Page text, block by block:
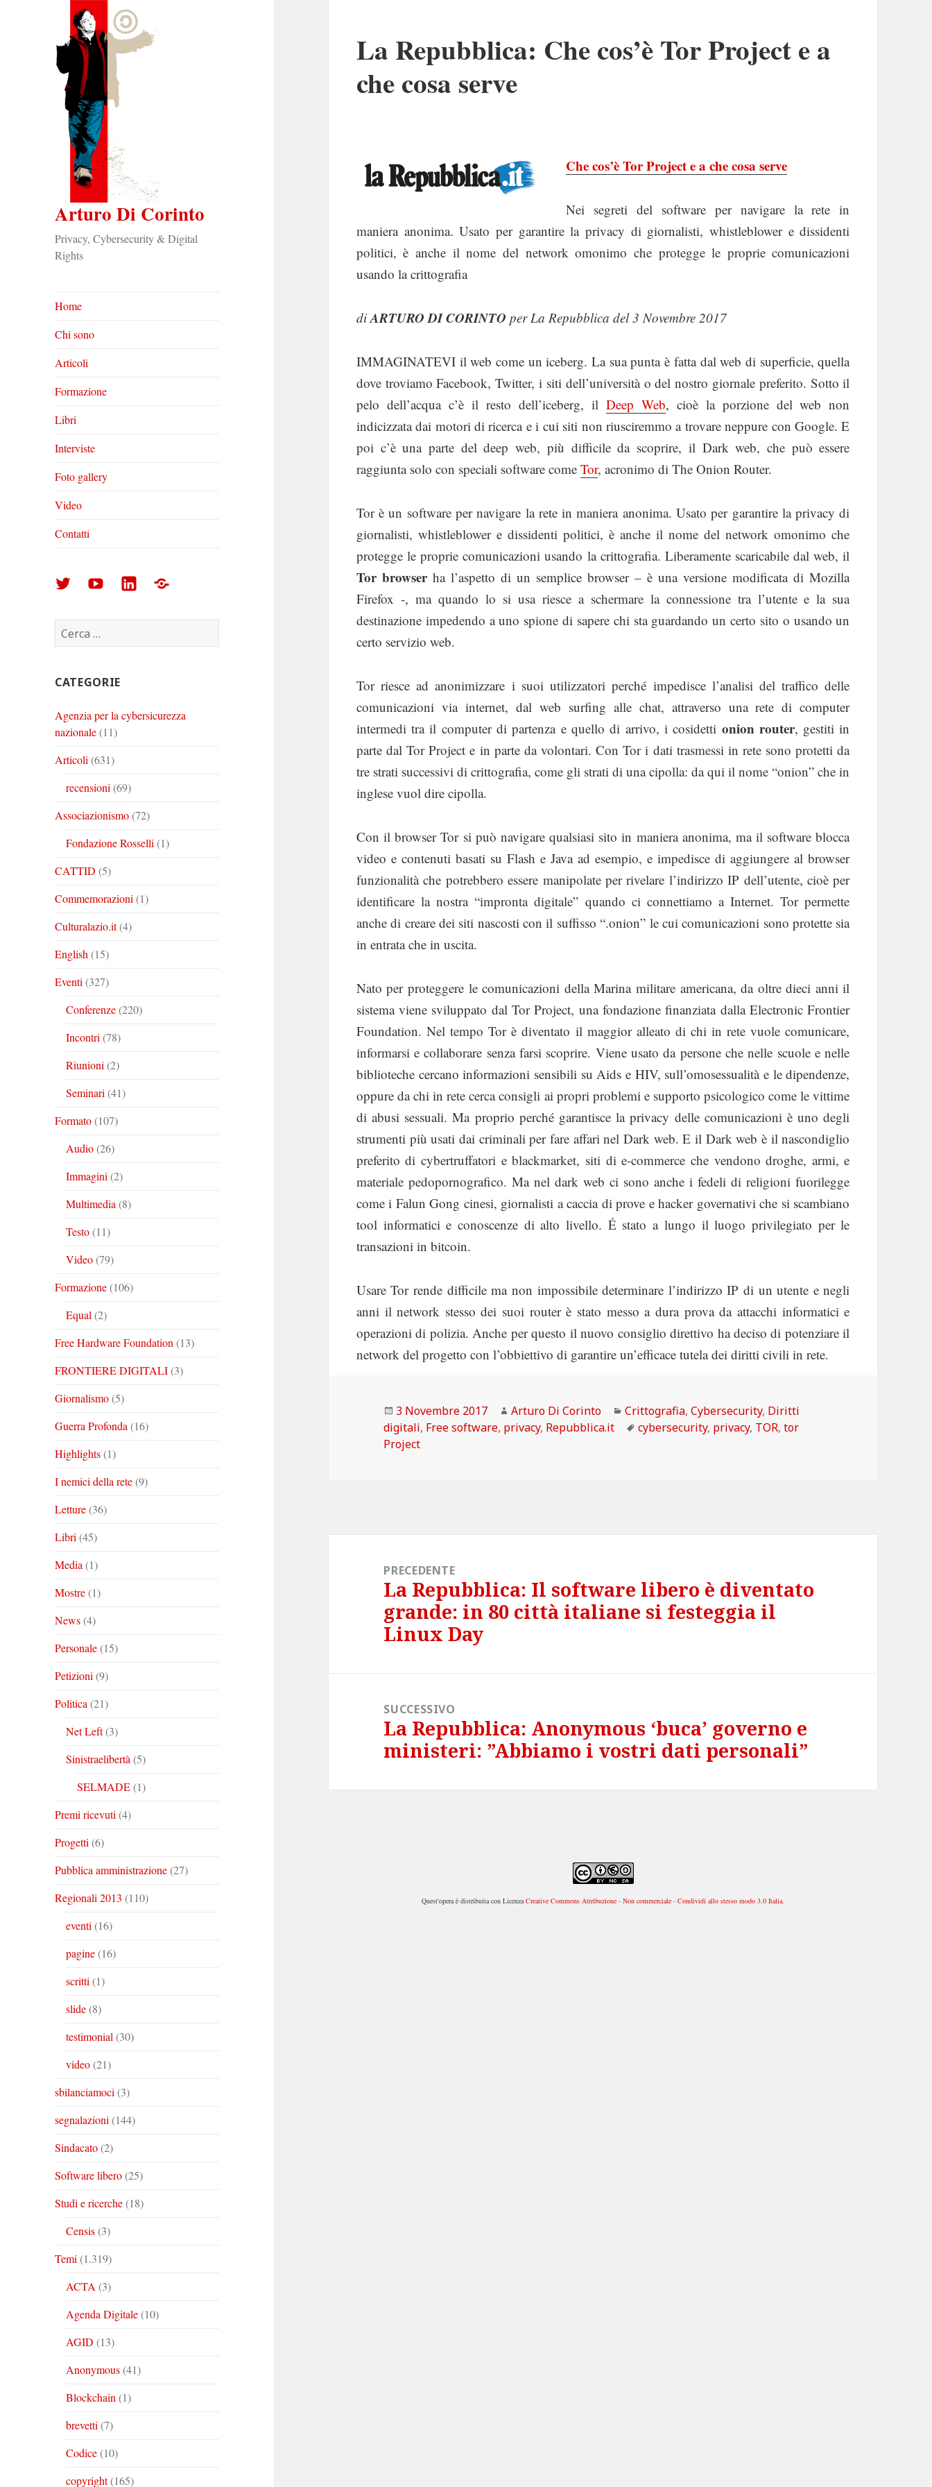
Arturo Di Corinto
Privacy, Cybersecurity & Digital
Rights
Home
Chi sono
Articoli
Formazione
Libri
Interviste
Foto gallery
Video
Contatti
Arturo
Corinto
su
Arturo
Corinto
su
Arturo
su
Foto
Ricerca
per:
CATEGORIE
Agenzia per la cybersicurezza
nazionale(11)
Articoli (631)
recensioni (69)
Associazionismo(72)
Fondazione Rosselli (1)
CATTID (5)
Commemorazioni (1)
Culturalazio.it(4)
English (15)
Eventi (327)
Conferenze(220)
Incontri (78)
Riunioni (2)
Seminari (41)
Formato(107)
Audio(26)
Immagini (2)
Multimedia (8)
Testo(11)
Video(79)
Formazione(106)
Equal (2)
Free Hardware Foundation (13)
FRONTIERE DIGITALI(3)
Giornalismo(5)
Guerra Profonda (16)
Highlights(1)
I nemici della rete(9)
Letture(36)
Libri (45)
Media (1)
Mostre(1)
News(4)
Personale(15)
Petizioni (9)
Politica (21)
Net Left(3)
Sinistraelibertà (5)
SELMADE(1)
Premi ricevuti (4)
Progetti (6)
Pubblica amministrazione(27)
Regionali 2013 (110)
eventi (16)
pagine(16)
scritti (1)
slide(8)
testimonial (30)
video(21)
sbilanciamoci (3)
segnalazioni (144)
Sindacato(2)
Software libero(25)
Studi e ricerche(18)
Censis(3)
Temi (1.319)
ACTA (3)
Agenda Digitale(10)
AGID (13)
Anonymous(41)
Blockchain (1)
brevetti (7)
Codice(10)
copyright(165)
La Repubblica: Che cos’è Tor Project e a
che cosa serve
Che cos’è Tor Project e a che cosa serve
Nei segreti del software per navigare la rete in
maniera anonima. Usato per garantire la privacy di giornalisti, whistleblower e dissidenti
politici, è anche il nome del network omonimo che protegge le proprie comunicazioni
usando la crittografia
diARTURO DI CORINTO per La Repubblica del 3 Novembre 2017
IMMAGINATEVI il web come un iceberg. La sua punta è fatta dal web di superficie, quella
dove troviamo Facebook, Twitter, i siti dell’università o del nostro giornale preferito. Sotto il
pelo dell’acqua c’è il resto dell’iceberg, il Deep Web, cioè la porzione del web non
indicizzata dai motori di ricerca e i cui siti non riusciremmo a trovare neppure con Google. E
poi c’è una parte del deep web, più difficile da scoprire, il Dark web, che può essere
raggiunta solo con speciali software come Tor, acronimo di The Onion Router.
Tor è un software per navigare la rete in maniera anonima. Usato per garantire la privacy di
giornalisti, whistleblower e dissidenti politici, è anche il nome del network omonimo che
protegge le proprie comunicazioni usando la crittografia. Liberamente scaricabile dal web, il
Tor browserha l’aspetto di un semplice browser – è una versione modificata di Mozilla
Firefox -, ma quando lo si usa riesce a schermare la connessione tra l’utente e la sua
destinazione impedendo a uno spione di sapere chi sta guardando un certo sito o usando un
certo servizio web.
Tor riesce ad anonimizzare i suoi utilizzatori perché impedisce l’analisi del traffico delle
comunicazioni via internet, dal web surfing alle chat, attraverso una rete di computer
intermedi tra il computer di partenza e quello di arrivo, i cosidetti onion router, gestiti in
parte dal Tor Project e in parte da volontari. Con Tor i dati trasmessi in rete sono protetti da
tre strati successivi di crittografia, come gli strati di una cipolla: da qui il nome “onion” che in
inglese vuol dire cipolla.
Con il browser Tor si può navigare qualsiasi sito in maniera anonima, ma il software blocca
video e contenuti basati su Flash e Java ad esempio, e impedisce di aggiungere al browser
funzionalità che potrebbero essere manipolate per rivelare l’indirizzo IP dell’utente, cioè per
identificare la nostra “impronta digitale” quando ci connettiamo a Internet. Tor permette
anche di creare dei siti nascosti con il suffisso “.onion” le cui comunicazioni sono protette sia
in entrata che in uscita.
Nato per proteggere le comunicazioni della Marina militare americana, da oltre dieci anni il
sistema viene sviluppato dal Tor Project, una fondazione finanziata dalla Electronic Frontier
Foundation. Nel tempo Tor è diventato il maggior alleato di chi in rete vuole comunicare,
informarsi e collaborare senza farsi scoprire. Viene usato da persone che nelle scuole e nelle
biblioteche cercano informazioni sensibili su Aids e HIV, sull’omosessualità e le dipendenze,
oppure da chi in rete cerca consigli ai propri problemi e supporto psicologico come le vittime
di abusi sessuali. Ma proprio perché garantisce la privacy delle comunicazioni è uno degli
strumenti più usati dai criminali per fare affari nel Dark web. E il Dark web è il nascondiglio
preferito di cybertruffatori e blackmarket, siti di e-commerce che vendono droghe, armi, e
materiale pedopornografico. Ma nel dark web ci sono anche i fedeli di religioni fuorilegge
come i Falun Gong cinesi, giornalisti a caccia di prove e hacker governativi che si scambiano
tool informatici e conoscenze di alto livello. É stato a lungo il luogo privilegiato per le
transazioni in bitcoin.
Usare Tor rende difficile ma non impossibile determinare l’indirizzo IP di un utente e negli
anni il network stesso dei suoi router è stato messo a dura prova da attacchi informatici e
operazioni di polizia. Anche per questo il nuovo consiglio direttivo ha deciso di potenziare il
network del progetto con l’obbiettivo di garantire un’efficace tutela dei diritti civili in rete.
Scritto
il
3 Novembre 2017 Autore
Arturo Di Corinto Categorie
Crittografia,Cybersecurity, Diritti
digitali, Free software, privacy, Repubblica.it Tag
cybersecurity, privacy, TOR,tor
Project
PRECEDENTE
Articolo
precedente:
La Repubblica: Il software libero è diventato
grande: in 80 città italiane si festeggia il
Linux Day
SUCCESSIVO
Articolo
successivo:
La Repubblica: Anonymous ‘buca’ governo e
ministeri: ”Abbiamo i vostri dati personali”
Quest'opera è distribuita con LicenzaCreative Commons Attribuzione - Non commerciale - Condividi allo stesso modo 3.0 Italia.